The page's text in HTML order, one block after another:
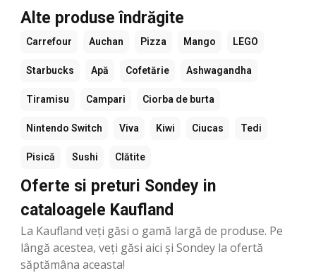
Alte produse îndrăgite
Carrefour Auchan Pizza Mango LEGO
Starbucks Apă Cofetărie Ashwagandha
Tiramisu Campari Ciorba de burta
Nintendo Switch Viva Kiwi Ciucas Tedi
Pisică Sushi Clătite
Oferte si preturi Sondey in
cataloagele Kaufland
La Kaufland veți găsi o gamă largă de produse. Pe
lângă acestea, veți găsi aici și Sondey la ofertă
săptămâna aceasta!